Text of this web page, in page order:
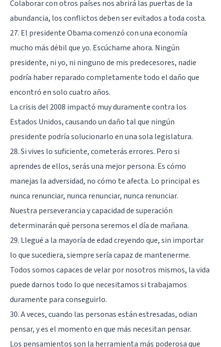
Colaborar con otros países nos abrirá las puertas de la
abundancia, los conflictos deben ser evitados a toda costa.
27. El presidente Obama comenzó con una economía
mucho más débil que yo. Escúchame ahora. Ningún
presidente, ni yo, ni ninguno de mis predecesores, nadie
podría haber reparado completamente todo el daño que
encontró en solo cuatro años.
La crisis del 2008 impactó muy duramente contra los
Estados Unidos, causando un daño tal que ningún
presidente podría solucionarlo en una sola legislatura.
28. Si vives lo suficiente, cometerás errores. Pero si
aprendes de ellos, serás una mejor persona. Es cómo
manejas la adversidad, no cómo te afecta. Lo principal es
nunca renunciar, nunca renunciar, nunca renunciar.
Nuestra perseverancia y capacidad de superación
determinarán qué persona seremos el día de mañana.
29. Llegué a la mayoría de edad creyendo que, sin importar
lo que sucediera, siempre sería capaz de mantenerme.
Todos somos capaces de velar por nosotros mismos, la vida
puede darnos todo lo que necesitamos si trabajamos
duramente para conseguirlo.
30. A veces, cuando las personas están estresadas, odian
pensar, y es el momento en que más necesitan pensar.
Los pensamientos son la herramienta más poderosa que